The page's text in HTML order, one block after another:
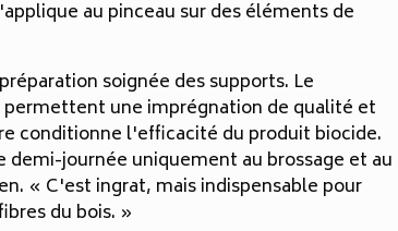
au pinceau sur des éléments de
soignée des supports. Le
permettent une imprégnation de qualité et
conditionne l'efficacité du produit biocide.
demi-journée uniquement au brossage et au
« C'est ingrat, mais indispensable pour
du bois. »